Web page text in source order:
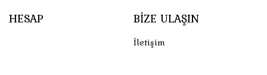
HESAP BIZE ULAŞIN
İletişim